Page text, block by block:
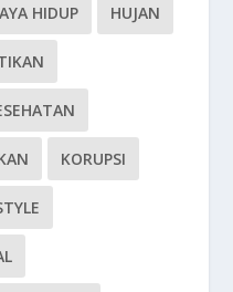
HIDUP HUJAN
KORUPSI